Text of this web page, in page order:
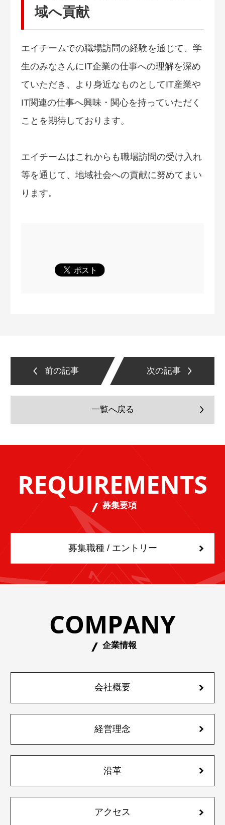
域へ貢献
エイチームでの職場訪問の経験を通じて、学
生のみなさんにIT企業の仕事への理解を深め
ていただき、より身近なものとしてIT産業や
IT関連の仕事へ興味・関心を持っていただく
ことを期待しております。
エイチームはこれからも職場訪問の受け入れ
等を通じて、地域社会への貢献に努めてまい
ります。
前の記事 次の記事
一覧へ戻る
REQUIREMENTS
募集要項
募集職種 / エントリー
COMPANY
企業情報
会社概要
経営理念
沿革
アクセス